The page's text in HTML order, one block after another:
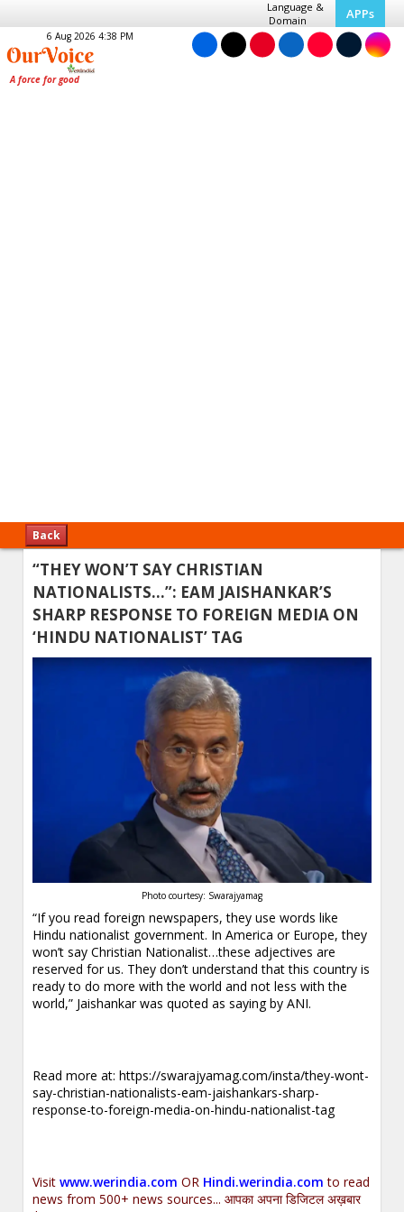
Language &
Domain
APPs
6 Aug 2026 4:38 PM
Back
“THEY WON’T SAY CHRISTIAN
NATIONALISTS…”: EAM JAISHANKAR’S
SHARP RESPONSE TO FOREIGN MEDIA ON
‘HINDU NATIONALIST’ TAG
Photo courtesy: Swarajyamag
“If you read foreign newspapers, they use words like
Hindu nationalist government. In America or Europe, they
won’t say Christian Nationalist…these adjectives are
reserved for us. They don’t understand that this country is
ready to do more with the world and not less with the
world,” Jaishankar was quoted as saying by ANI.
Read more at:https://swarajyamag.com/insta/they-wont-
say-christian-nationalists-eam-jaishankars-sharp-
response-to-foreign-media-on-hindu-nationalist-tag
Visitwww.werindia.com OR Hindi.werindia.com to read
news from 500+ news sources... आपका अपना डिजिटल अख़बार